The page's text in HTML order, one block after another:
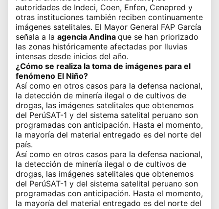
autoridades de Indeci, Coen, Enfen, Cenepred y
otras instituciones también reciben continuamente
imágenes satelitales. El Mayor General FAP García
señala a la agencia Andina que se han priorizado
las zonas históricamente afectadas por lluvias
intensas desde inicios del año.
¿Cómo se realiza la toma de imágenes para el
fenómeno El Niño?
Así como en otros casos para la defensa nacional,
la detección de minería ilegal o de cultivos de
drogas, las imágenes satelitales que obtenemos
del PerúSAT-1 y del sistema satelital peruano son
programadas con anticipación. Hasta el momento,
la mayoría del material entregado es del norte del
país.
Así como en otros casos para la defensa nacional,
la detección de minería ilegal o de cultivos de
drogas, las imágenes satelitales que obtenemos
del PerúSAT-1 y del sistema satelital peruano son
programadas con anticipación. Hasta el momento,
la mayoría del material entregado es del norte del